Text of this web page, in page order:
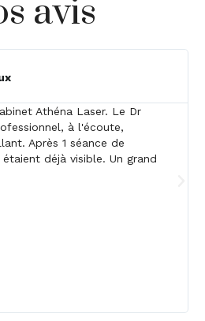
avis
Athéna Laser. Le Dr
à l'écoute,
Après 1 séance de
déjà visible. Un grand